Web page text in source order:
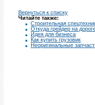
Вернуться к списку
Читайте также:
Строительная
Откуда грейдер на
Идея для бизнеса
Как купить грузовик
Неоригинальные